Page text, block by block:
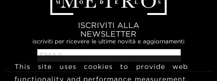
ISCRIVITI ALLA
NEWSLETTER
iscriviti per ricevere le ultime novità e aggiornamenti
This site uses cookies to provide web
functionality and performance measurement.